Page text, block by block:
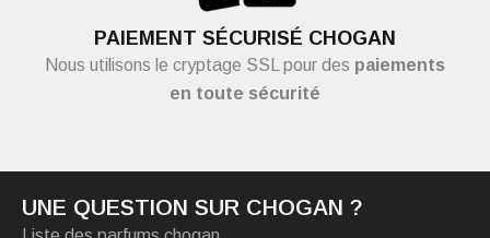
PAIEMENT SÉCURISÉ CHOGAN
Nous utilisons le cryptage SSL pour des paiements
en toute sécurité
UNE QUESTION SUR CHOGAN ?